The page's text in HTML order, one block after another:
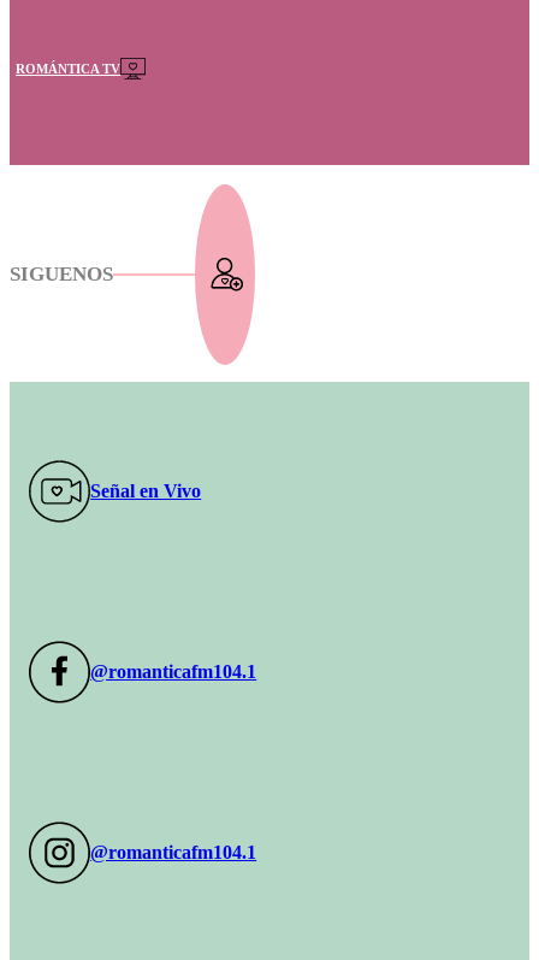
ROMÁNTICA TV
SIGUENOS
Señal en Vivo
@romanticafm104.1
@romanticafm104.1